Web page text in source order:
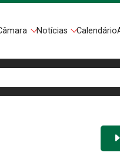
Notícias Calendário